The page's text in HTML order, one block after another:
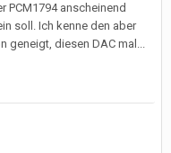
PCM1794 anscheinend
soll. Ich kenne den aber
geneigt, diesen DAC mal...